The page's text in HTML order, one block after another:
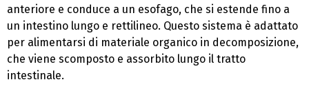
anteriore e conduce a un esofago, che si estende fino a
un intestino lungo e rettilineo. Questo sistema è adattato
per alimentarsi di materiale organico in decomposizione,
che viene scomposto e assorbito lungo il tratto
intestinale.